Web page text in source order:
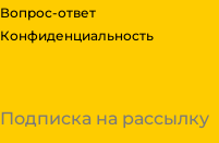
Вопрос-ответ
Конфиденциальность
Подписка на рассылку